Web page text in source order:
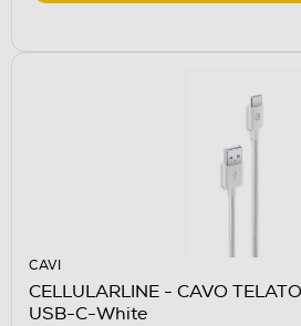
CAVI
CELLULARLINE - CAVO
USB-C-White